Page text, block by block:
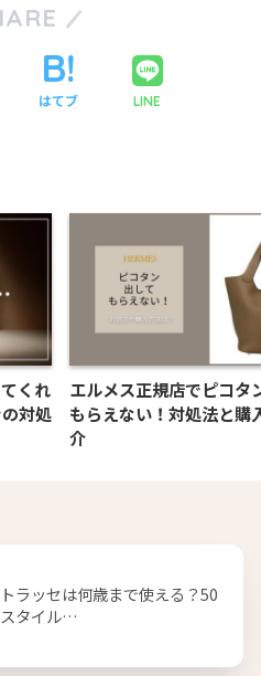
はてブ LINE
くれ
対処
エルメス正規店でピコタ
もらえない！対処法と購
介
ラッセは何歳まで使える？50
タイル…